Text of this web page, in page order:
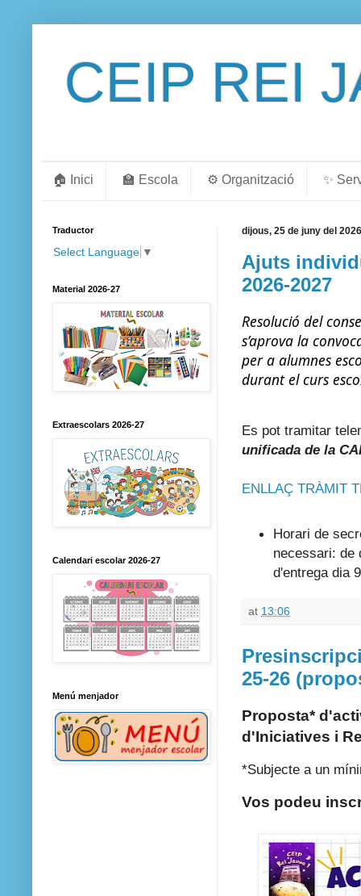
CEIP REI
🏠 Inici 🏫 Escola ⚙️ Organització ✨
dijous, 25 de juny del 2026
Ajuts
2026-2027
Resolució del
s’aprova la
per a alumnes
durant el curs
Es pot tramitar
unificada de la
ENLLAÇ TRÀMIT
Horari de
necessari: de
d'entrega dia
at 13:06
25-26
Proposta*
d'Iniciatives i
*Subjecte a un
Vos podeu
Traductor
Select Language ▼
Material 2026-27
Extraescolars 2026-27
Calendari escolar 2026-27
Menú menjador